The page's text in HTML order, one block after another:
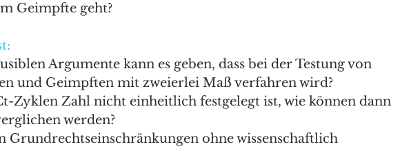
Geimpfte geht?
Argumente kann es geben, dass bei der Testung von
und Geimpften mit zweierlei Maß verfahren wird?
Zyklen Zahl nicht einheitlich festgelegt ist, wie können dann
werden?
Grundrechtseinschränkungen ohne wissenschaftlich